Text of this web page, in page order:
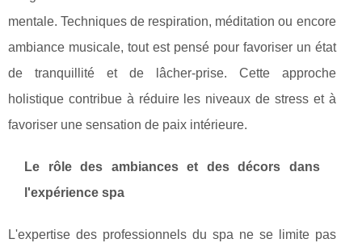
mentale. Techniques de respiration, méditation ou encore
ambiance musicale, tout est pensé pour favoriser un état
de tranquillité et de lâcher-prise. Cette approche
holistique contribue à réduire les niveaux de stress et à
favoriser une sensation de paix intérieure.
Le rôle des ambiances et des décors dans
l'expérience spa
L'expertise des professionnels du spa ne se limite pas